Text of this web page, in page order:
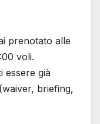
prenotato alle
voli.
essere già
briefing,